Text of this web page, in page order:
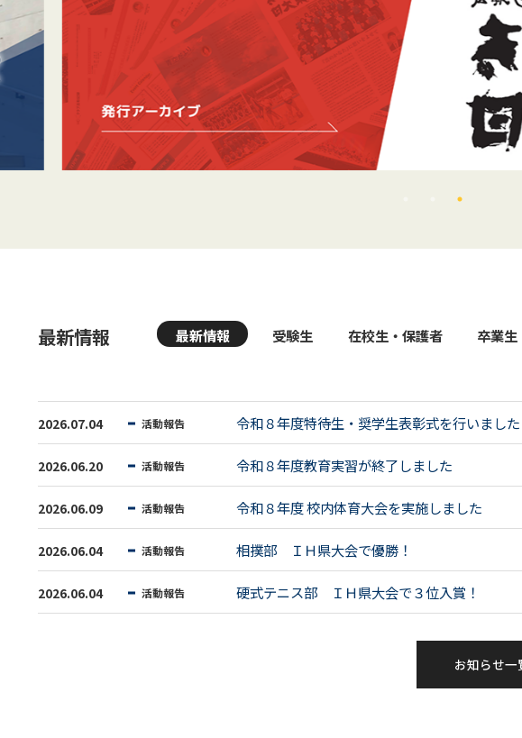
最新情報 最新情報 受験生 在校生・保護者 卒業生
2026.07.04 活動報告 令和８年度特待生・奨学生表彰式を行いました
2026.06.20 活動報告 令和８年度教育実習が終了しました
2026.06.09 活動報告 令和８年度 校内体育大会を実施しました
2026.06.04 活動報告 相撲部 ＩＨ県大会で優勝！
2026.06.04 活動報告 硬式テニス部 ＩＨ県大会で３位入賞！
お知らせ